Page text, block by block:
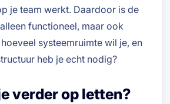
je team werkt. Daardoor is de
functioneel, maar ook
systeemruimte wil je, en
heb je echt nodig?
verder op letten?